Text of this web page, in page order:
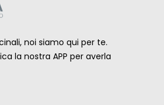
noi siamo qui per te.
la nostra APP per averla